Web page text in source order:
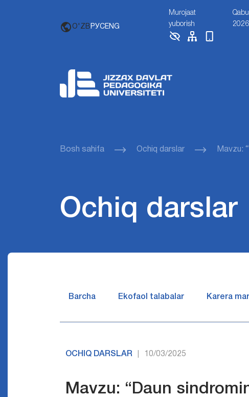
O'ZB РУСENG
Murojaat
yuborish
Qabul
2026
Bosh sahifa Ochiq darslar Mavzu:
Ochiq darslar
Barcha Ekofaol talabalar Karera
OCHIQ DARSLAR 10/03/2025
Mavzu: “Daun